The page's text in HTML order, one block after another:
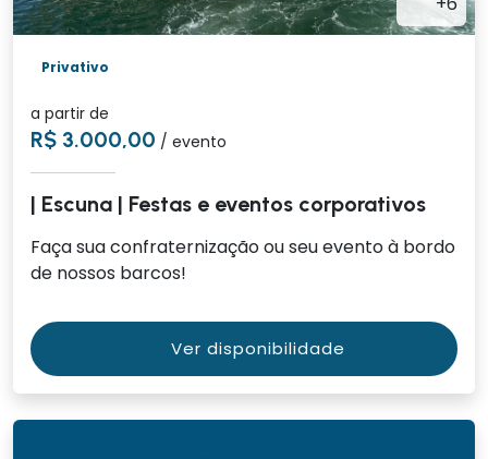
Privativo
a partir de
R$ 3.000,00 / evento
| Escuna | Festas e eventos corporativos
Faça sua confraternização ou seu evento à bordo
de nossos barcos!
Ver disponibilidade